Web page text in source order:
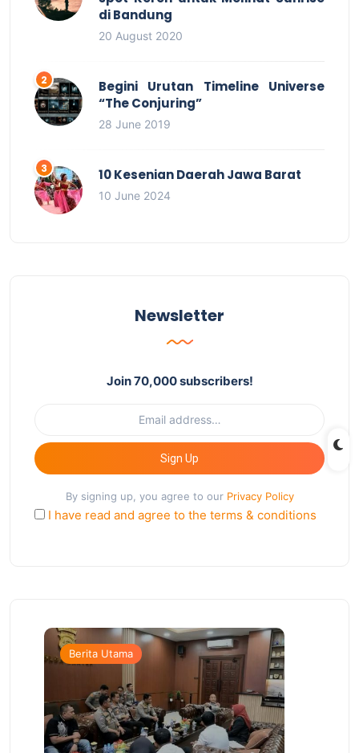
di Bandung
20 August 2020
Begini Urutan Timeline Universe
“The Conjuring”
28 June 2019
10 Kesenian Daerah Jawa Barat
10 June 2024
Newsletter
Join 70,000 subscribers!
Sign Up
By signing up, you agree to our Privacy Policy
I have read and agree to the terms & conditions
Berita Utama